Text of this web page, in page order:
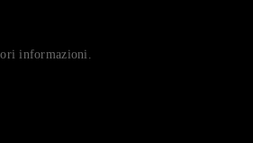
informazioni.